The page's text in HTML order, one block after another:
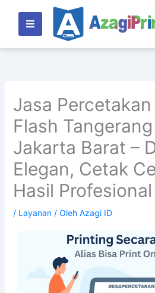
konten
Jasa
Flash
Jakarta Barat –
Elegan, Cetak
Hasil Profesional
/ Layanan/ Oleh Azagi ID